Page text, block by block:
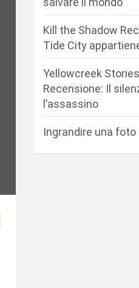
Kill the Shadow
Tide City
Yellowcreek
Recensione: Il
l’assassino
Ingrandire una